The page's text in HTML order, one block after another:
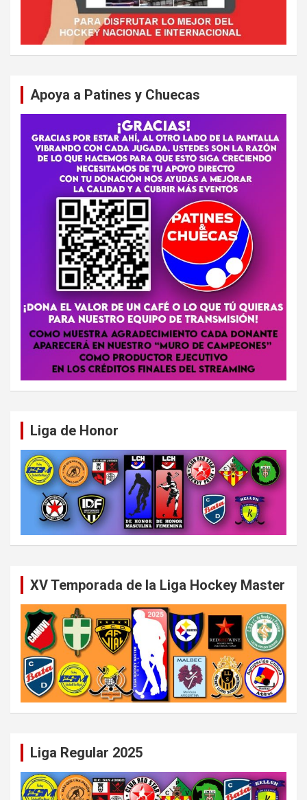
Apoya a Patines y Chuecas
Liga de Honor
XV Temporada de la Liga Hockey Master
Liga Regular 2025